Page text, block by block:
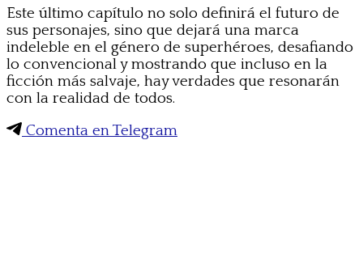
Este último capítulo no solo definirá el futuro de
sus personajes, sino que dejará una marca
indeleble en el género de superhéroes, desafiando
lo convencional y mostrando que incluso en la
ficción más salvaje, hay verdades que resonarán
con la realidad de todos.
Comenta en Telegram